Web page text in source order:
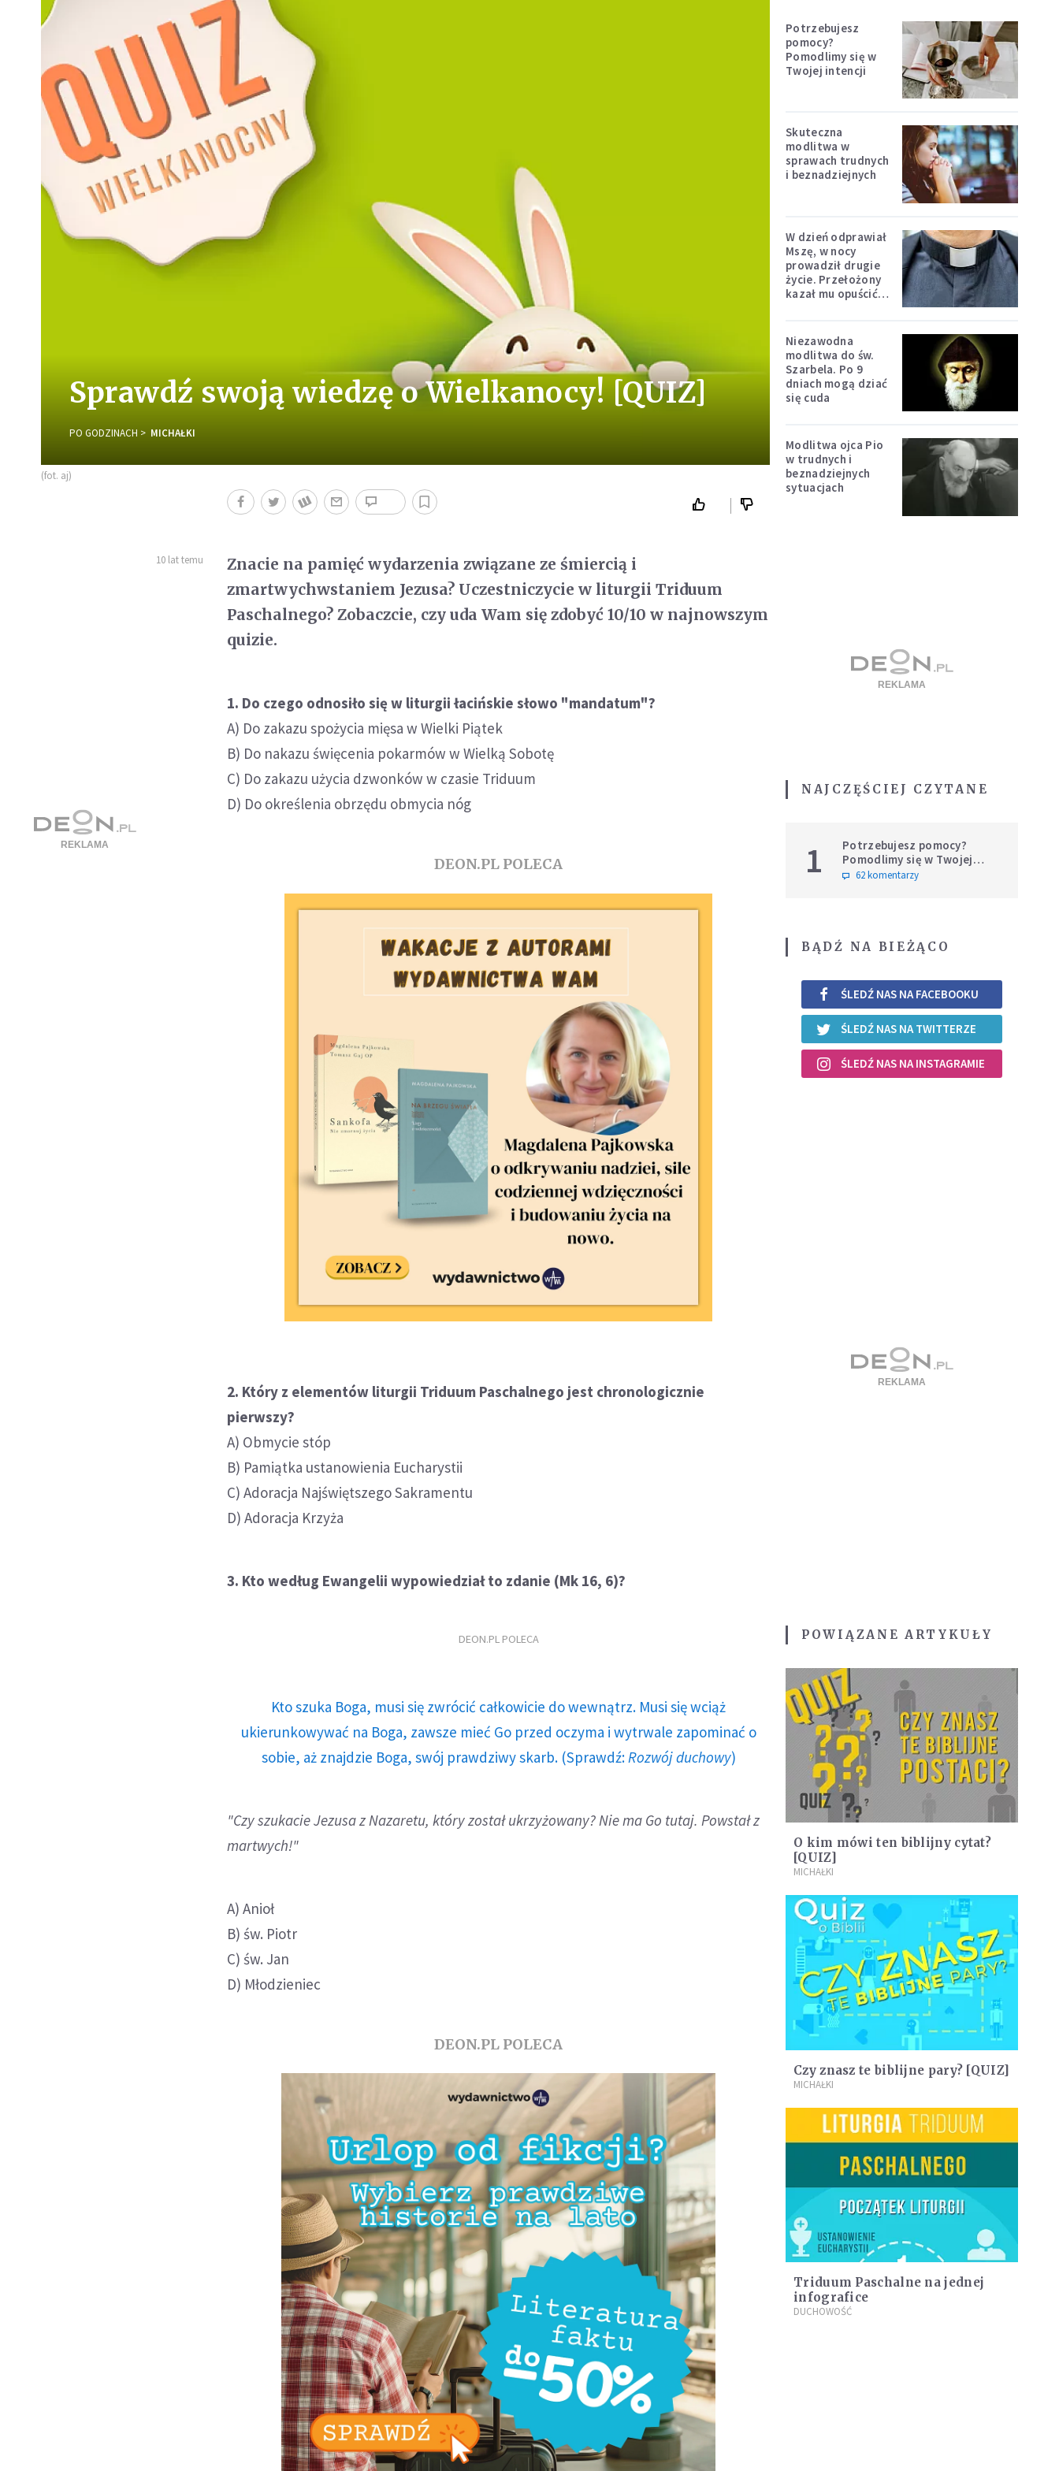
Sprawdź swoją wiedzę o Wielkanocy! [QUIZ]
PO GODZINACH MICHAŁKI
(fot. aj)
10 lat temu
Znacie na pamięć wydarzenia związane ze śmiercią i
zmartwychwstaniem Jezusa? Uczestniczycie w liturgii Triduum
Paschalnego? Zobaczcie, czy uda Wam się zdobyć 10/10 w najnowszym
quizie.
1. Do czego odnosiło się w liturgii łacińskie słowo "mandatum"?
A) Do zakazu spożycia mięsa w Wielki Piątek
B) Do nakazu święcenia pokarmów w Wielką Sobotę
C) Do zakazu użycia dzwonków w czasie Triduum
D) Do określenia obrzędu obmycia nóg
DEON.PL POLECA
2. Który z elementów liturgii Triduum Paschalnego jest chronologicznie
pierwszy?
A) Obmycie stóp
B) Pamiątka ustanowienia Eucharystii
C) Adoracja Najświętszego Sakramentu
D) Adoracja Krzyża
3. Kto według Ewangelii wypowiedział to zdanie (Mk 16, 6)?
DEON.PL POLECA
Kto szuka Boga, musi się zwrócić całkowicie do wewnątrz. Musi się wciąż
ukierunkowywać na Boga, zawsze mieć Go przed oczyma i wytrwale zapominać o
sobie, aż znajdzie Boga, swój prawdziwy skarb. (Sprawdź: Rozwój duchowy)
"Czy szukacie Jezusa z Nazaretu, który został ukrzyżowany? Nie ma Go tutaj. Powstał z
martwych!"
A) Anioł
B) św. Piotr
C) św. Jan
D) Młodzieniec
DEON.PL POLECA
Potrzebujesz
pomocy?
Pomodlimy się w
Twojej intencji
Skuteczna
modlitwa w
sprawach trudnych
i beznadziejnych
W dzień odprawiał
Mszę, w nocy
prowadził drugie
życie. Przełożony
kazał mu opuścić
Niezawodna
modlitwa do św.
Szarbela. Po 9
dniach mogą dziać
się cuda
Modlitwa ojca Pio
w trudnych i
beznadziejnych
sytuacjach
NAJCZĘŚCIEJ CZYTANE
1
Potrzebujesz pomocy?
Pomodlimy się w Twojej
intencji
62 komentarzy
BĄDŹ NA BIEŻĄCO
ŚLEDŹ NAS NA FACEBOOKU
ŚLEDŹ NAS NA TWITTERZE
ŚLEDŹ NAS NA INSTAGRAMIE
POWIĄZANE ARTYKUŁY
O kim mówi ten biblijny cytat?
[QUIZ]
MICHAŁKI
Czy znasz te biblijne pary? [QUIZ]
MICHAŁKI
Triduum Paschalne na jednej
infografice
DUCHOWOŚĆ